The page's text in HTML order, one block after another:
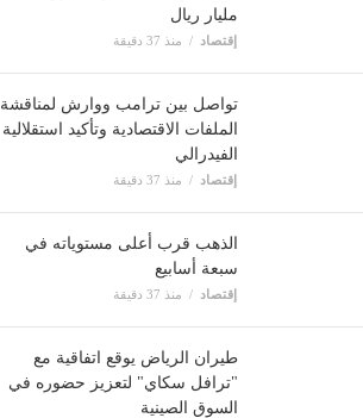
مليار ريال
إقتصاد منذ 37 دقيقة
تواصل بين ترامب ووارش لمناقشة
الملفات الاقتصادية وتأكيد استقلالية
الفيدرالي
إقتصاد منذ 37 دقيقة
الذهب قرب أعلى مستوياته في
سبعة أسابيع
إقتصاد منذ 37 دقيقة
طيران الرياض يوقع اتفاقية مع
"ترافل سكاي" لتعزيز حضوره في
السوق الصينية